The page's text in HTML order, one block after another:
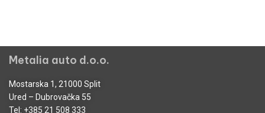
Metalia auto d.o.o.
Mostarska 1, 21000 Split
Ured – Dubrovačka 55
Tel: +385 21 508 333